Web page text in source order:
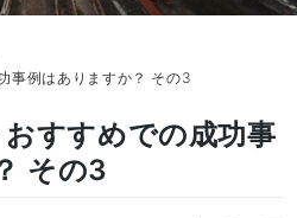
事例はありますか？ その3
すすめでの成功事
その3